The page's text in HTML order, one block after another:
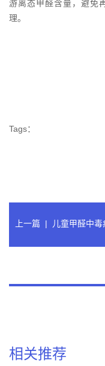
游离态甲醛含量，避免
理。
Tags：
上一篇 | 儿童甲醛中毒
相关推荐